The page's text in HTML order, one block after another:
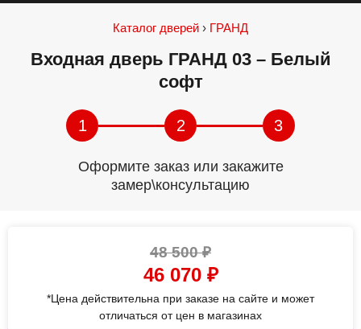
Каталог дверей › ГРАНД
Входная дверь ГРАНД 03 – Белый
софт
1 2 3
Оформите заказ или закажите
замер\консультацию
48 500₽
46 070 ₽
*Цена действительна при заказе на сайте и может
отличаться от цен в магазинах